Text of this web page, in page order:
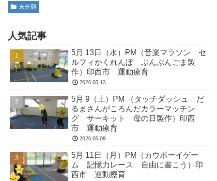
未分類
人気記事
5月 13日（水）PM（音楽マラソン セ
ルフィかくれんぼ ぶんぶんごま製
作）印西市 運動療育
2026.05.13
5月 9（土）PM （タッチダッシュ だ
るまさんがころんだカラーマッチン
グ サーキット 母の日製作）印西
市 運動療育
2026.05.09
5月 11日（月）PM（カウボーイゲー
ム 記憶力レース 自由に書こう）印
西市 運動療育